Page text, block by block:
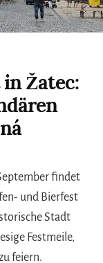
Žatec:
findet
und Bierfest
Stadt
Festmeile,
feiern.